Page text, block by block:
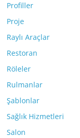
Profiller
Proje
Raylı Araçlar
Restoran
Röleler
Rulmanlar
Şablonlar
Sağlık Hizmetleri
Salon